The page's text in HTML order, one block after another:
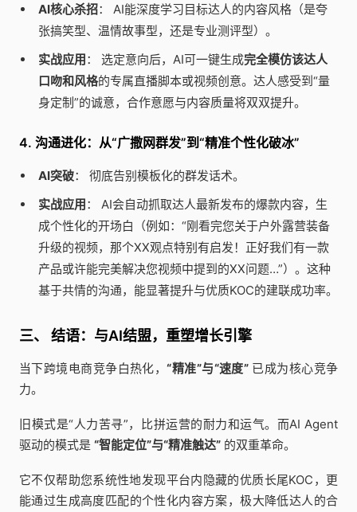
AI核心杀招： AI能深度学习目标达人的内容风格（是夸
张搞笑型、温情故事型，还是专业测评型）。
实战应用： 选定意向后，AI可一键生成完全模仿该达人
口吻和风格的专属直播脚本或视频创意。达人感受到“量
身定制”的诚意，合作意愿与内容质量将双双提升。
4. 沟通进化：从“广撒网群发”到“精准个性化破冰”
AI突破： 彻底告别模板化的群发话术。
实战应用： AI会自动抓取达人最新发布的爆款内容，生
成个性化的开场白（例如：“刚看完您关于户外露营装备
升级的视频，那个XX观点特别有启发！正好我们有一款
产品或许能完美解决您视频中提到的XX问题…”）。这种
基于共情的沟通，能显著提升与优质KOC的建联成功率。
三、 结语：与AI结盟，重塑增长引擎
当下跨境电商竞争白热化，“精准”与“速度”已成为核心竞争
力。
旧模式是“人力苦寻”，比拼运营的耐力和运气。而AI Agent
驱动的模式是 “智能定位”与“精准触达” 的双重革命。
它不仅帮助您系统性地发现平台内隐藏的优质长尾KOC，更
能通过生成高度匹配的个性化内容方案，极大降低达人的合